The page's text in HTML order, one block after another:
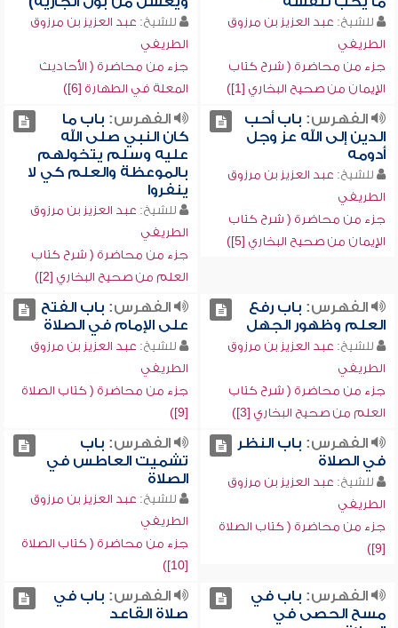
للشيخ: عبد العزيز بن مرزوق
الطريفي
جزء من محاضرة ( شرح كتاب
الإيمان من صحيح البخاري [1])
للشيخ: عبد العزيز بن مرزوق
الطريفي
جزء من محاضرة ( الأحاديث
المعلة في الطهارة [6])
الفهرس: باب أحب
الدين إلى الله عز وجل
أدومه
للشيخ: عبد العزيز بن مرزوق
الطريفي
جزء من محاضرة ( شرح كتاب
الإيمان من صحيح البخاري [5])
الفهرس: باب ما
كان النبي صلى الله
عليه وسلم يتخولهم
بالموعظة والعلم كي لا
ينفروا
للشيخ: عبد العزيز بن مرزوق
الطريفي
جزء من محاضرة ( شرح كتاب
العلم من صحيح البخاري [2])
الفهرس: باب رفع
العلم وظهور الجهل
للشيخ: عبد العزيز بن مرزوق
الطريفي
جزء من محاضرة ( شرح كتاب
العلم من صحيح البخاري [3])
الفهرس: باب الفتح
على الإمام في الصلاة
للشيخ: عبد العزيز بن مرزوق
الطريفي
جزء من محاضرة ( كتاب الصلاة
[9])
الفهرس: باب النظر
في الصلاة
للشيخ: عبد العزيز بن مرزوق
الطريفي
جزء من محاضرة ( كتاب الصلاة
[9])
الفهرس: باب
تشميت العاطس في
الصلاة
للشيخ: عبد العزيز بن مرزوق
الطريفي
جزء من محاضرة ( كتاب الصلاة
[10])
الفهرس: باب في
مسح الحصى في
الفهرس: باب في
صلاة القاعد